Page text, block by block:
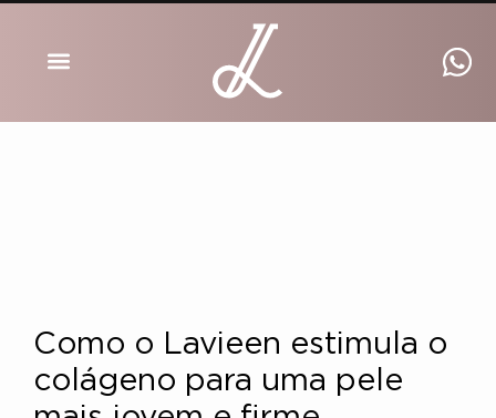
Como o Lavieen estimula o
colágeno para uma pele